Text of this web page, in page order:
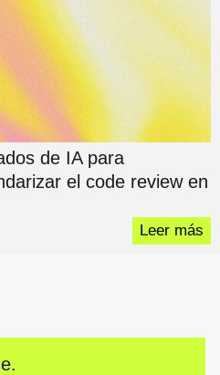
de IA para
el code review en
Leer más